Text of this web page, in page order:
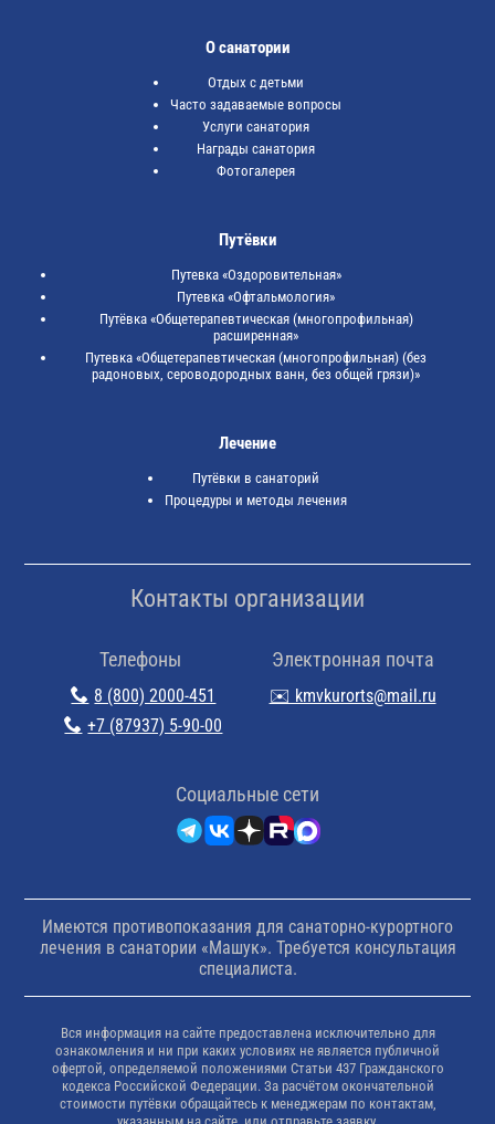
О санатории
Отдых с детьми
Часто задаваемые вопросы
Услуги санатория
Награды санатория
Фотогалерея
Путёвки
Путевка «Оздоровительная»
Путевка «Офтальмология»
Путёвка «Общетерапевтическая (многопрофильная)
расширенная»
Путевка «Общетерапевтическая (многопрофильная) (без
радоновых, сероводородных ванн, без общей грязи)»
Лечение
Путёвки в санаторий
Процедуры и методы лечения
Контакты организации
Телефоны
8 (800) 2000-451
+7 (87937) 5-90-00
Электронная почта
✉️ kmvkurorts@mail.ru
Cоциальные сети
Имеются противопоказания для санаторно-курортного
лечения в санатории «Машук». Требуется консультация
специалиста.
Вся информация на сайте предоставлена исключительно для
ознакомления и ни при каких условиях не является публичной
офертой, определяемой положениями Статьи 437 Гражданского
кодекса Российской Федерации. За расчётом окончательной
стоимости путёвки обращайтесь к менеджерам по контактам,